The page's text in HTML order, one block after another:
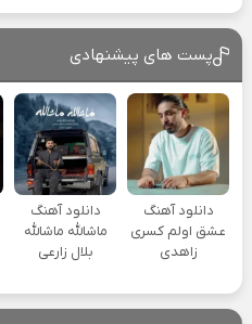
پست های پیشنهادی
دانلود آهنگ
عشق اولم کسری
زاهدی
دانلود آهنگ
ماشالله ماشالله
بلال زارعی